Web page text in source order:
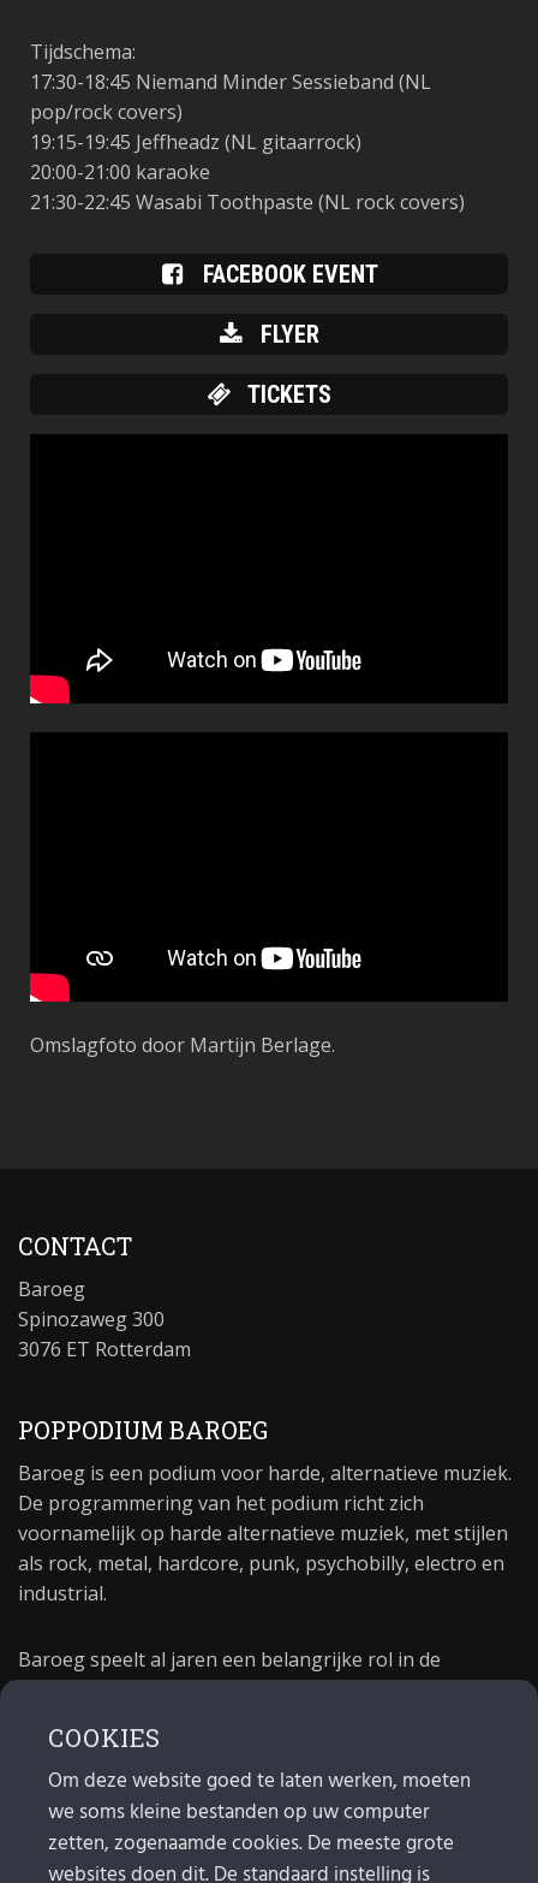
Tijdschema:
17:30-18:45 Niemand Minder Sessieband (NL
pop/rock covers)
19:15-19:45 Jeffheadz (NL gitaarrock)
20:00-21:00 karaoke
21:30-22:45 Wasabi Toothpaste (NL rock covers)
FACEBOOK EVENT
FLYER
TICKETS
Omslagfoto door Martijn Berlage.
CONTACT
Baroeg
Spinozaweg 300
3076 ET Rotterdam
POPPODIUM BAROEG
Baroeg is een podium voor harde, alternatieve muziek.
De programmering van het podium richt zich
voornamelijk op harde alternatieve muziek, met stijlen
als rock, metal, hardcore, punk, psychobilly, electro en
industrial.
Baroeg speelt al jaren een belangrijke rol in de
poppodium 40 jaar.
MAIL
Algemeen: info@baroeg.nl
COOKIES
Om deze website goed te laten werken, moeten
we soms kleine bestanden op uw computer
zetten, zogenaamde cookies. De meeste grote
websites doen dit. De standaard instelling is